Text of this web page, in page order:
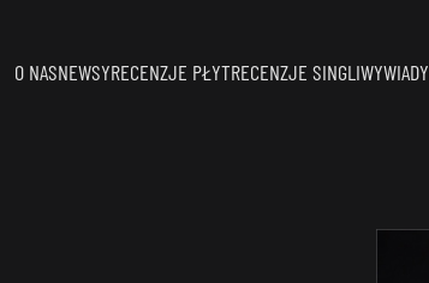
O NASNEWSYRECENZJE PŁYTRECENZJE SINGLIWYWIADY